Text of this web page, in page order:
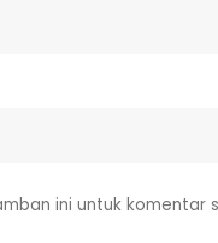
ini untuk komentar